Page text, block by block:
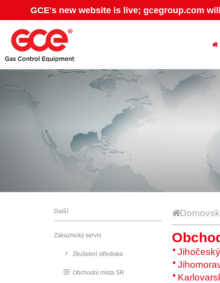
GCE's new website is live; gcegroup.com
Další
Zákaznický servis
Zkušební střediska
Obchodní místa SR